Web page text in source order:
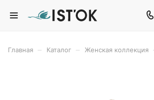
Главная Каталог Женская коллекция